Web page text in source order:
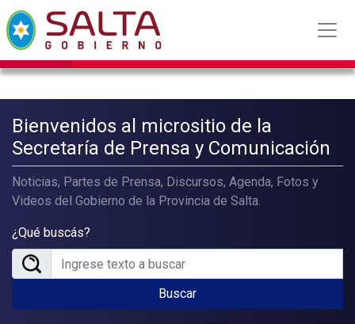
Bienvenidos al micrositio de la
Secretaría de Prensa y Comunicación
Noticias, Partes de Prensa, Discursos, Agenda, Fotos y
Videos del Gobierno de la Provincia de Salta.
¿Qué buscás?
Buscar